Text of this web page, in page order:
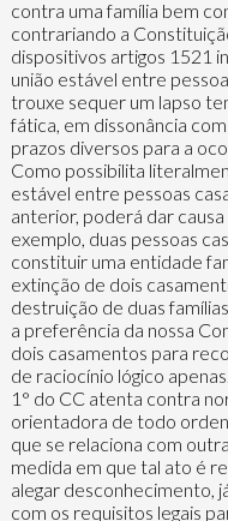
contra uma família bem
contrariando a
dispositivos artigos 1521
união estável entre
trouxe sequer um lapso
fática, em dissonância
prazos diversos para a
Como possibilita
estável entre pessoas
anterior, poderá dar
exemplo, duas pessoas
constituir uma entidade
extinção de dois
destruição de duas
a preferência da nossa
dois casamentos para
de raciocínio lógico
1° do CC atenta contra
orientadora de todo
que se relaciona com
medida em que tal ato é
alegar desconhecimento,
com os requisitos legais